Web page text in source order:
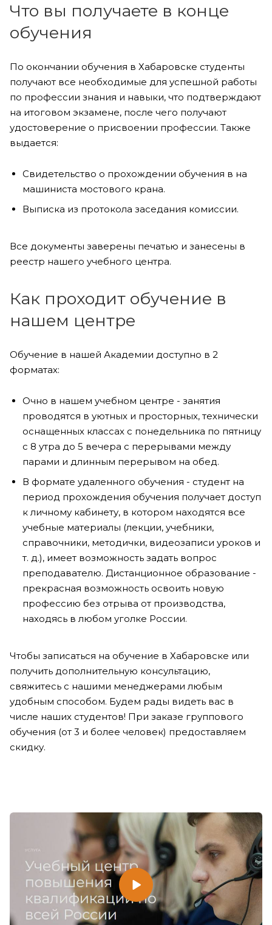
Что вы получаете в конце
обучения
По окончании обучения в Хабаровске студенты
получают все необходимые для успешной работы
по профессии знания и навыки, что подтверждают
на итоговом экзамене, после чего получают
удостоверение о присвоении профессии. Также
выдается:
Свидетельство о прохождении обучения в на
машиниста мостового крана.
Выписка из протокола заседания комиссии.
Все документы заверены печатью и занесены в
реестр нашего учебного центра.
Как проходит обучение в
нашем центре
Обучение в нашей Академии доступно в 2
форматах:
Очно в нашем учебном центре - занятия
проводятся в уютных и просторных, технически
оснащенных классах с понедельника по пятницу
с 8 утра до 5 вечера с перерывами между
парами и длинным перерывом на обед.
В формате удаленного обучения - студент на
период прохождения обучения получает доступ
к личному кабинету, в котором находятся все
учебные материалы (лекции, учебники,
справочники, методички, видеозаписи уроков и
т. д.), имеет возможность задать вопрос
преподавателю. Дистанционное образование -
прекрасная возможность освоить новую
профессию без отрыва от производства,
находясь в любом уголке России.
Чтобы записаться на обучение в Хабаровске или
получить дополнительную консультацию,
свяжитесь с нашими менеджерами любым
удобным способом. Будем рады видеть вас в
числе наших студентов! При заказе группового
обучения (от 3 и более человек) предоставляем
скидку.